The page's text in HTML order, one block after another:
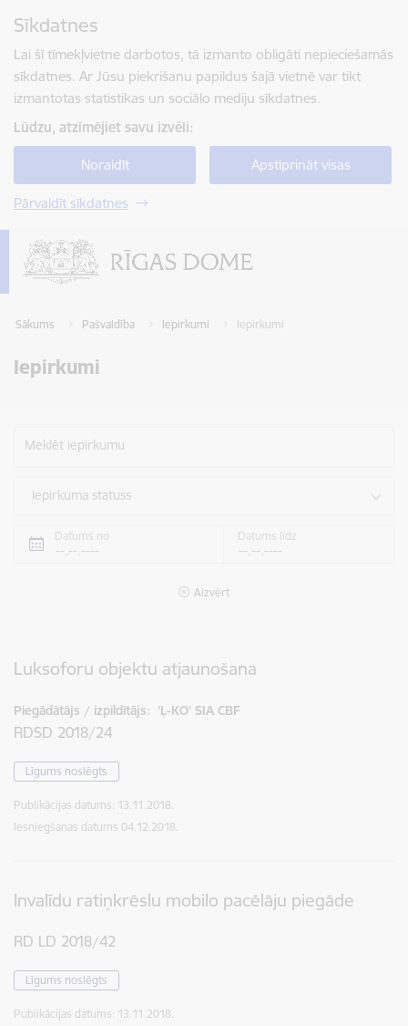
Sīkdatnes
Lai šī tīmekļvietne darbotos, tā izmanto obligāti nepieciešamās
sīkdatnes. Ar Jūsu piekrišanu papildus šajā vietnē var tikt
izmantotas statistikas un sociālo mediju sīkdatnes.
Lūdzu, atzīmējiet savu izvēli:
Noraidīt Apstiprināt visas
Pārvaldīt sīkdatnes
Sākums Pašvaldība Iepirkumi Iepirkumi
Iepirkumi
Meklēt iepirkumu
Iepirkuma statuss
Datums no Datums līdz
Aizvērt
Luksoforu objektu atjaunošana
Piegādātājs / izpildītājs: 'Ļ-KO' SIA CBF
RDSD 2018/24
Līgums noslēgts
Publikācijas datums: 13.11.2018.
Iesniegšanas datums 04.12.2018.
Invalīdu ratiņkrēslu mobilo pacēlāju piegāde
RD LD 2018/42
Līgums noslēgts
Publikācijas datums: 13.11.2018.